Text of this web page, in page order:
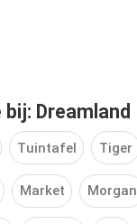
Dreamland
Tuintafel Tiger
Market Morgan